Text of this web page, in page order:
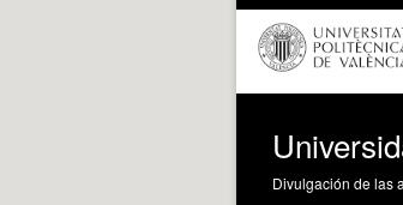
Divulgación de las